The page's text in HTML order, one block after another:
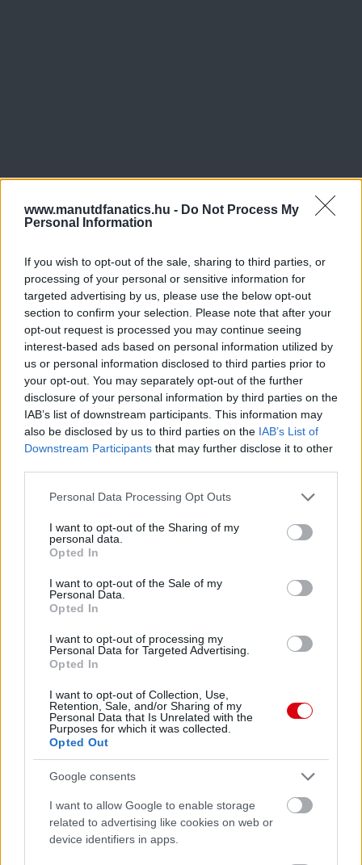
www.manutdfanatics.hu - Do Not Process My
Personal Information
If you wish to opt-out of the sale, sharing to third parties, or
processing of your personal or sensitive information for
targeted advertising by us, please use the below opt-out
section to confirm your selection. Please note that after your
opt-out request is processed you may continue seeing
interest-based ads based on personal information utilized by
us or personal information disclosed to third parties prior to
your opt-out. You may separately opt-out of the further
disclosure of your personal information by third parties on the
IAB’s list of downstream participants. This information may
also be disclosed by us to third parties on the IAB’s List of
Downstream Participants that may further disclose it to other
Please note that this website/app uses one or more Google
not limited to your visit or usage behaviour. You may click to
grant or deny consent to Google and its third-party tags to
use your data for below specified purposes in below Google
consent section.
Personal Data Processing Opt Outs
I want to opt-out of the Sharing of my
personal data.
Opted In
I want to opt-out of the Sale of my
Personal Data.
Opted In
I want to opt-out of processing my
Personal Data for Targeted Advertising.
Opted In
I want to opt-out of Collection, Use,
Retention, Sale, and/or Sharing of my
Personal Data that Is Unrelated with the
Purposes for which it was collected.
Opted Out
Google consents
I want to allow Google to enable storage
related to advertising like cookies on web or
device identifiers in apps.
Meccs Center